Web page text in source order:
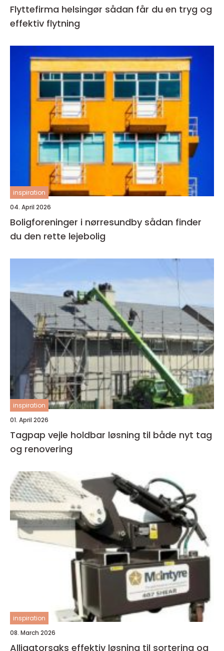
Flyttefirma helsingør sådan får du en tryg og
effektiv flytning
inspiration
04. April 2026
Boligforeninger i nørresundby sådan finder
du den rette lejebolig
inspiration
01. April 2026
Tagpap vejle holdbar løsning til både nyt tag
og renovering
inspiration
08. March 2026
Alligatorsaks effektiv løsning til sortering og